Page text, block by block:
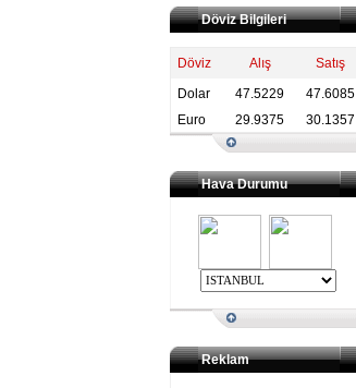
Döviz Bilgileri
Döviz Alış
Satış
Dolar
47.5229
47.6085
Euro
29.9375 30.1357
Hava Durumu
Reklam